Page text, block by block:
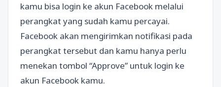
kamu bisa login ke akun Facebook melalui
perangkat yang sudah kamu percayai.
Facebook akan mengirimkan notifikasi pada
perangkat tersebut dan kamu hanya perlu
menekan tombol “Approve” untuk login ke
akun Facebook kamu.